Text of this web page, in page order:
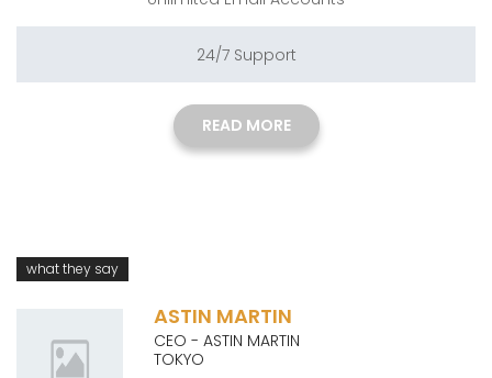
24/7 Support
READ MORE
what they say
ASTIN MARTIN
CEO - ASTIN MARTIN
TOKYO